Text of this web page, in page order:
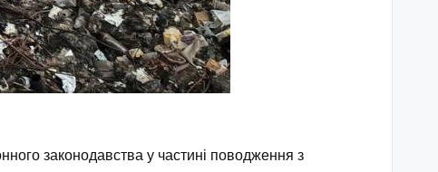
законодавства у частині поводження з